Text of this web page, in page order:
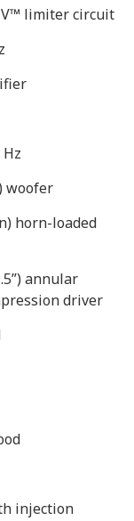
limiter circuit
woofer
horn-loaded
annular
driver
injection